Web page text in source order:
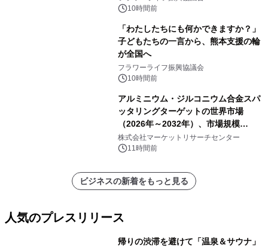
10時間前
「わたしたちにも何かできますか？」
子どもたちの一言から、熊本支援の輪
が全国へ
フラワーライフ振興協議会
10時間前
アルミニウム・ジルコニウム合金スパ
ッタリングターゲットの世界市場
（2026年～2032年）、市場規模
（0.995、0.999、その他）・分析レポ
ートを発表
株式会社マーケットリサーチセンター
11時間前
ビジネスの新着をもっと見る
人気のプレスリリース
帰りの渋滞を避けて「温泉＆サウナ」